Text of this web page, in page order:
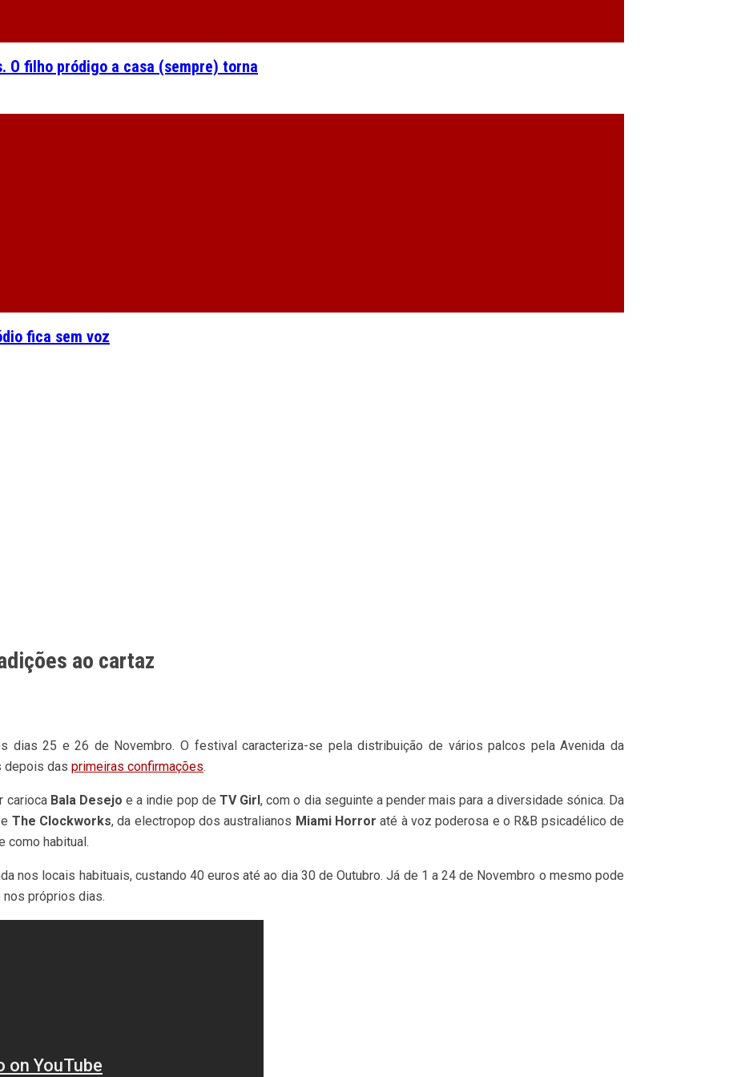
O filho pródigo a casa (sempre) torna
fica sem voz
ao cartaz
dias 25 e 26 de Novembro. O festival caracteriza-se pela distribuição de vários palcos pela Avenida da
depois das primeiras confirmações.
carioca Bala Desejo e a indie pop de TV Girl, com o dia seguinte a pender mais para a diversidade sónica. Da
The Clockworks, da electropop dos australianos Miami Horror até à voz poderosa e o R&B psicadélico de
como habitual.
nos locais habituais, custando 40 euros até ao dia 30 de Outubro. Já de 1 a 24 de Novembro o mesmo pode
próprios dias.